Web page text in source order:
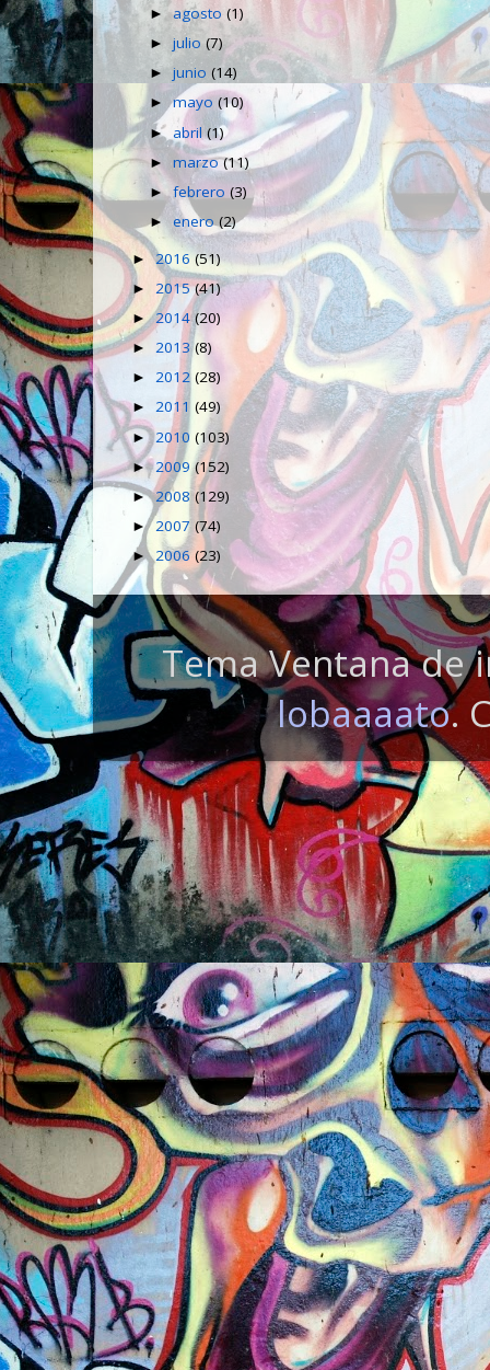
►agosto(1)
►julio(7)
►junio(14)
►mayo(10)
►abril(1)
►marzo(11)
►febrero(3)
►enero(2)
►2016(51)
► 2015(41)
►2014(20)
► 2013(8)
► 2012 (28)
► 2011 (49)
►2010 (103)
►2009(152)
►2008 (129)
►2007 (74)
►2006(23)
Tema Ventana de
lobaaaato.